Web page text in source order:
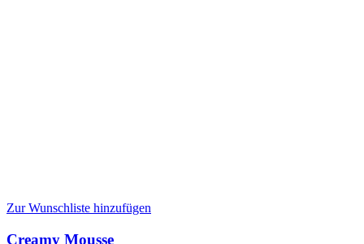
Zur Wunschliste hinzufügen
Creamy Mousse